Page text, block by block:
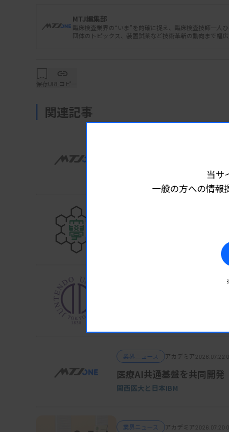
の植竹宏之部長らの研究グループは、血液から
抗EGFR抗体薬が有効となるRAS野生型大腸が
れてきたが、血液検体のctDNAでより有効性
同研究グループは、mFOLFOX6に抗VEGF抗
投与した2群間での有効性、安全性を検討し
の血液検体からctDNAを解析、遺伝子異常と
究を実施した。
かわらず、抗EGFR抗体薬の有効性が良好な結
で同程度かやや劣る結果だった。
MTJ編集部
臨床検査業界の“いま”を的確に捉え、臨床検査技師一人
団体のトピックス、装置試薬など技術革新の動向まで幅
保存URLコピー
関連記事
2026.07.27
2026.07.24
業界ニュース アカデミア 2026.07.22
医療AI共通基盤を共同開発
関西医大と日本IBM
業界ニュース アカデミア 2026.07.20
当サ
一般の方への情報